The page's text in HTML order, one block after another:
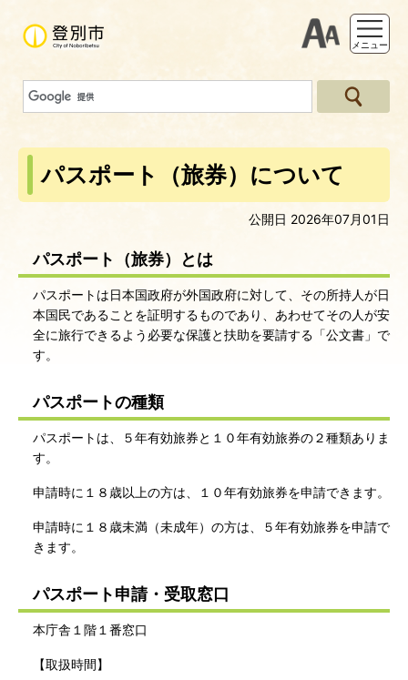
支援ツー
メニュー
パスポート（旅券）について
公開日 2026年07月01日
パスポート（旅券）とは
パスポートは日本国政府が外国政府に対して、その所持人が日
本国民であることを証明するものであり、あわせてその人が安
全に旅行できるよう必要な保護と扶助を要請する「公文書」で
す。
パスポートの種類
パスポートは、５年有効旅券と１０年有効旅券の２種類ありま
す。
申請時に１８歳以上の方は、１０年有効旅券を申請できます。
申請時に１８歳未満（未成年）の方は、５年有効旅券を申請で
きます。
パスポート申請・受取窓口
本庁舎１階１番窓口
【取扱時間】